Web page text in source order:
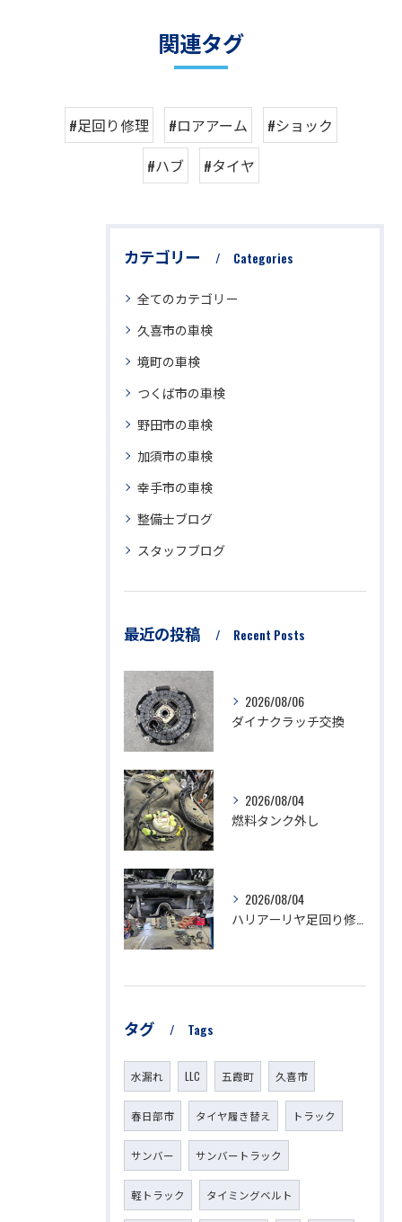
関連タグ
#足回り修理 #ロアアーム
#ショック
#ハブ
#タイヤ
カテゴリー Categories
全てのカテゴリー
久喜市の車検
境町の車検
つくば市の車検
野田市の車検
加須市の車検
幸手市の車検
整備士ブログ
スタッフブログ
最近の投稿 Recent Posts
2026/08/06
ダイナクラッチ交換
2026/08/04
燃料タンク外し
2026/08/04
タグ Tags
水漏れ LLC 五霞町 久喜市
春日部市 タイヤ履き替え トラック
サンバー サンバートラック
軽トラック タイミングベルト